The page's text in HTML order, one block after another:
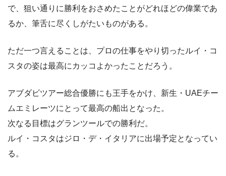
で、狙い通りに勝利をおさめたことがどれほどの偉業であ
るか、筆舌に尽くしがたいものがある。
ただ一つ言えることは、プロの仕事をやり切ったルイ・コ
スタの姿は最高にカッコよかったことだろう。
アブダビツアー総合優勝にも王手をかけ、新生・UAEチー
ムエミレーツにとって最高の船出となった。
次なる目標はグランツールでの勝利だ。
ルイ・コスタはジロ・デ・イタリアに出場予定となってい
る。